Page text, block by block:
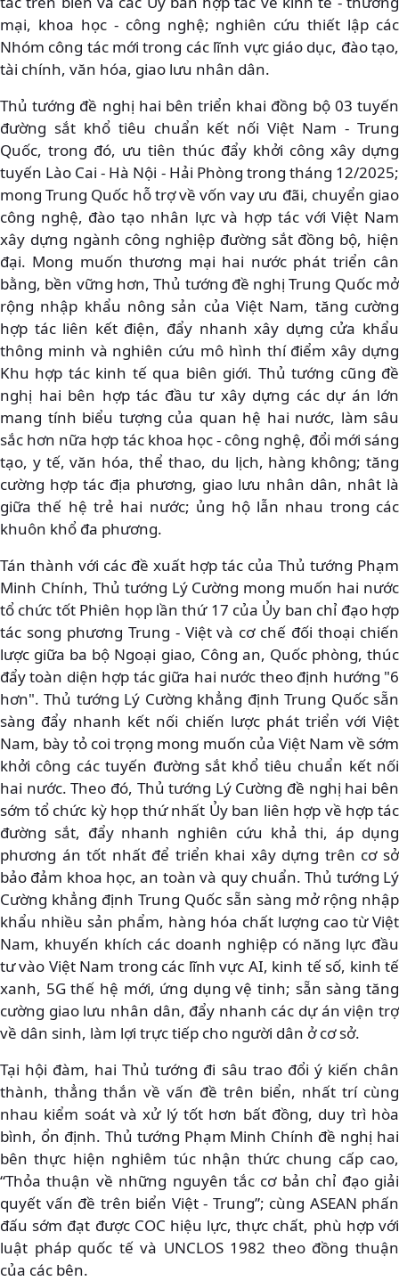
mại, khoa học - công nghệ; nghiên cứu thiết lập các
Nhóm công tác mới trong các lĩnh vực giáo dục, đào tạo,
tài chính, văn hóa, giao lưu nhân dân.
Thủ tướng đề nghị hai bên triển khai đồng bộ 03 tuyến
đường sắt khổ tiêu chuẩn kết nối Việt Nam - Trung
Quốc, trong đó, ưu tiên thúc đẩy khởi công xây dựng
tuyến Lào Cai - Hà Nội - Hải Phòng trong tháng 12/2025;
mong Trung Quốc hỗ trợ về vốn vay ưu đãi, chuyển giao
công nghệ, đào tạo nhân lực và hợp tác với Việt Nam
xây dựng ngành công nghiệp đường sắt đồng bộ, hiện
đại. Mong muốn thương mại hai nước phát triển cân
bằng, bền vững hơn, Thủ tướng đề nghị Trung Quốc mở
rộng nhập khẩu nông sản của Việt Nam, tăng cường
hợp tác liên kết điện, đẩy nhanh xây dựng cửa khẩu
thông minh và nghiên cứu mô hình thí điểm xây dựng
Khu hợp tác kinh tế qua biên giới. Thủ tướng cũng đề
nghị hai bên hợp tác đầu tư xây dựng các dự án lớn
mang tính biểu tượng của quan hệ hai nước, làm sâu
sắc hơn nữa hợp tác khoa học - công nghệ, đổi mới sáng
tạo, y tế, văn hóa, thể thao, du lịch, hàng không; tăng
cường hợp tác địa phương, giao lưu nhân dân, nhât là
giữa thế hệ trẻ hai nước; ủng hộ lẫn nhau trong các
khuôn khổ đa phương.
Tán thành với các đề xuất hợp tác của Thủ tướng Phạm
Minh Chính, Thủ tướng Lý Cường mong muốn hai nước
tổ chức tốt Phiên họp lần thứ 17 của Ủy ban chỉ đạo hợp
tác song phương Trung - Việt và cơ chế đối thoại chiến
lược giữa ba bộ Ngoại giao, Công an, Quốc phòng, thúc
đẩy toàn diện hợp tác giữa hai nước theo định hướng "6
hơn". Thủ tướng Lý Cường khẳng định Trung Quốc sẵn
sàng đẩy nhanh kết nối chiến lược phát triển với Việt
Nam, bày tỏ coi trọng mong muốn của Việt Nam về sớm
khởi công các tuyến đường sắt khổ tiêu chuẩn kết nối
hai nước. Theo đó, Thủ tướng Lý Cường đề nghị hai bên
sớm tổ chức kỳ họp thứ nhất Ủy ban liên hợp về hợp tác
đường sắt, đẩy nhanh nghiên cứu khả thi, áp dụng
phương án tốt nhất để triển khai xây dựng trên cơ sở
bảo đảm khoa học, an toàn và quy chuẩn. Thủ tướng Lý
Cường khẳng định Trung Quốc sẵn sàng mở rộng nhập
khẩu nhiều sản phẩm, hàng hóa chất lượng cao từ Việt
Nam, khuyến khích các doanh nghiệp có năng lực đầu
tư vào Việt Nam trong các lĩnh vực AI, kinh tế số, kinh tế
xanh, 5G thế hệ mới, ứng dụng vệ tinh; sẵn sàng tăng
cường giao lưu nhân dân, đẩy nhanh các dự án viện trợ
về dân sinh, làm lợi trực tiếp cho người dân ở cơ sở.
Tại hội đàm, hai Thủ tướng đi sâu trao đổi ý kiến chân
thành, thẳng thắn về vấn đề trên biển, nhất trí cùng
nhau kiểm soát và xử lý tốt hơn bất đồng, duy trì hòa
bình, ổn định. Thủ tướng Phạm Minh Chính đề nghị hai
bên thực hiện nghiêm túc nhận thức chung cấp cao,
“Thỏa thuận về những nguyên tắc cơ bản chỉ đạo giải
quyết vấn đề trên biển Việt - Trung”; cùng ASEAN phấn
đấu sớm đạt được COC hiệu lực, thực chất, phù hợp với
luật pháp quốc tế và UNCLOS 1982 theo đồng thuận
của các bên.